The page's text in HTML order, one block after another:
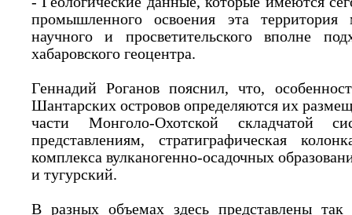
промышленного освоения эта
научного и просветительского вполне
хабаровского геоцентра.
Геннадий Роганов пояснил, что,
Шантарских островов определяются их
части Монголо-Охотской складчатой
представлениям, стратиграфическая
комплекса вулканогенно-осадочных
и тугурский.
В разных объемах здесь представлены так